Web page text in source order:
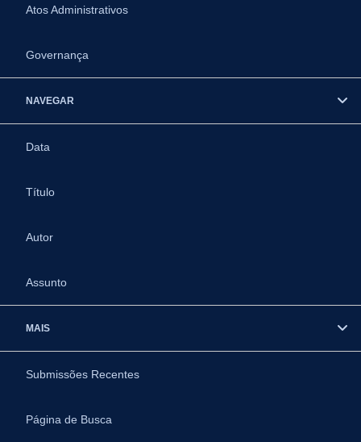
Atos Administrativos
Governança
NAVEGAR
Data
Título
Autor
Assunto
MAIS
Submissões Recentes
Página de Busca